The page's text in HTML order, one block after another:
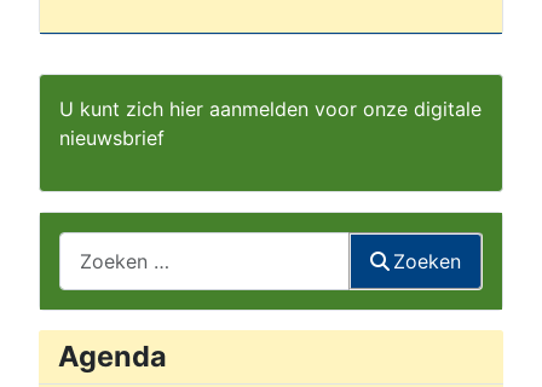
U kunt zich hier aanmelden voor onze digitale
nieuwsbrief
Zoeken
Agenda